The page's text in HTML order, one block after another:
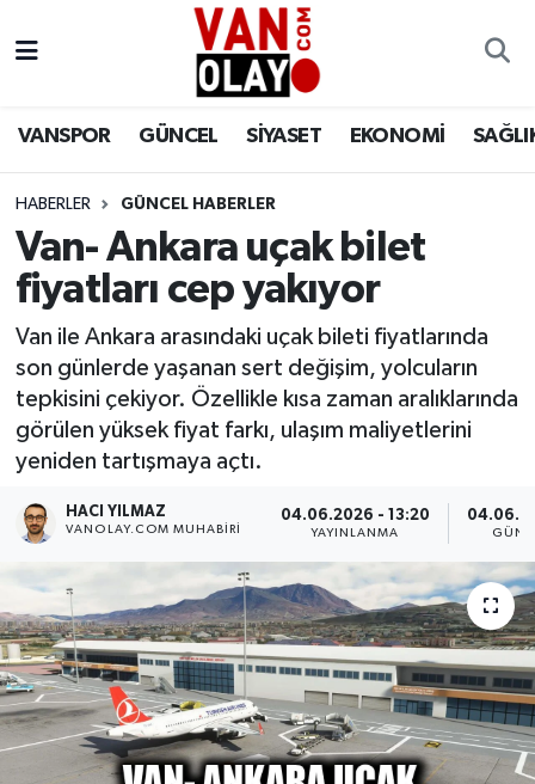
VANSPOR GÜNCEL SİYASET EKONOMİ
HABERLER GÜNCEL HABERLER
Van- Ankara uçak bilet
fiyatları cep yakıyor
Van ile Ankara arasındaki uçak bileti fiyatlarında
son günlerde yaşanan sert değişim, yolcuların
tepkisini çekiyor. Özellikle kısa zaman aralıklarında
görülen yüksek fiyat farkı, ulaşım maliyetlerini
yeniden tartışmaya açtı.
HACI YILMAZ
VANOLAY.COM MUHABIRI
04.06.2026 - 13:20
YAYINLANMA
Siyaset
Ekonomi
Sağlık
Eğitim
Bilim & Teknoloji
Dünya
RESMİ İLANLAR
Van Nöbetçi Eczaneler
Van Namaz Vakitleri
Van Trafik Yoğunluk Haritası
Süper Lig Puan Durumu ve Fikstür
Tüm Manşetler
Son Dakika Haberleri
Haber Arşivi